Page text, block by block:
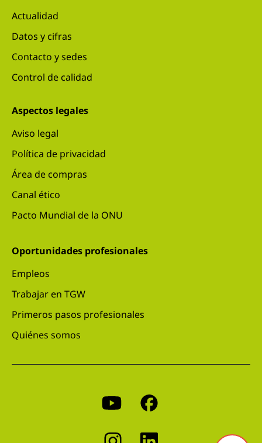
Actualidad
Datos y cifras
Contacto y sedes
Control de calidad
Aspectos legales
Aviso legal
Política de privacidad
Área de compras
Canal ético
Pacto Mundial de la ONU
Oportunidades profesionales
Empleos
Trabajar en TGW
Primeros pasos profesionales
Quiénes somos